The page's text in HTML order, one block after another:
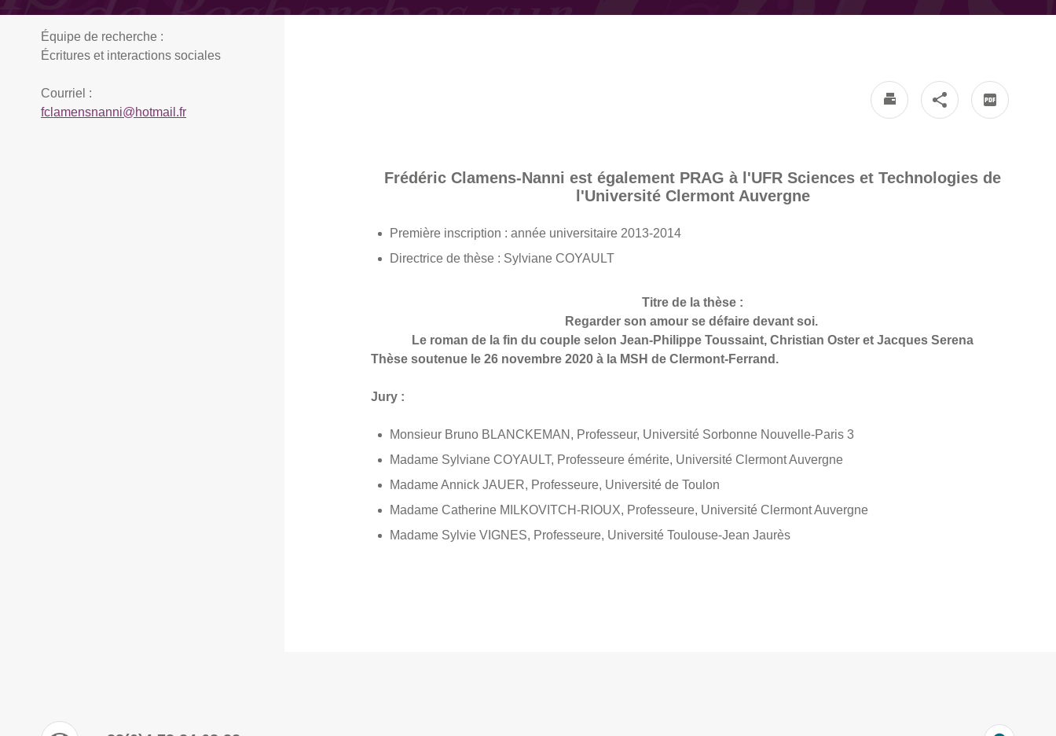
Frédéric Clamens-Nanni est également PRAG à l'UFR Sciences et Technologies de
l'Université Clermont Auvergne
Première inscription : année universitaire 2013-2014
Directrice de thèse : Sylviane COYAULT
Titre de la thèse :
Regarder son amour se défaire devant soi.
Le roman de la fin du couple selon Jean-Philippe Toussaint, Christian Oster et Jacques Serena
Thèse soutenue le 26 novembre 2020 à la MSH de Clermont-Ferrand.
Jury :
Monsieur Bruno BLANCKEMAN, Professeur, Université Sorbonne Nouvelle-Paris 3
Madame Sylviane COYAULT, Professeure émérite, Université Clermont Auvergne
Madame Annick JAUER, Professeure, Université de Toulon
Madame Catherine MILKOVITCH-RIOUX, Professeure, Université Clermont Auvergne
Madame Sylvie VIGNES, Professeure, Université Toulouse-Jean Jaurès
Équipe de recherche :
Écritures et interactions sociales
Courriel :
fclamensnanni@hotmail.fr